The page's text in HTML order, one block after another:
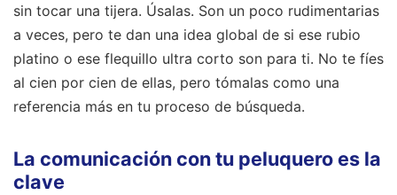
sin tocar una tijera. Úsalas. Son un poco rudimentarias
a veces, pero te dan una idea global de si ese rubio
platino o ese flequillo ultra corto son para ti. No te fíes
al cien por cien de ellas, pero tómalas como una
referencia más en tu proceso de búsqueda.
La comunicación con tu peluquero es la
clave